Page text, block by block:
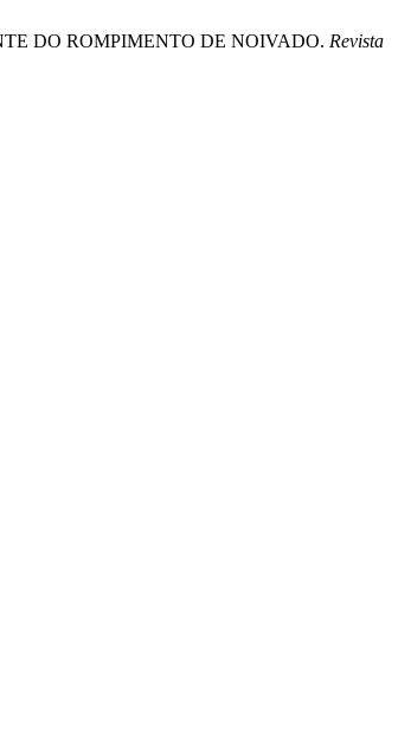
DO ROMPIMENTO DE NOIVADO. Revista